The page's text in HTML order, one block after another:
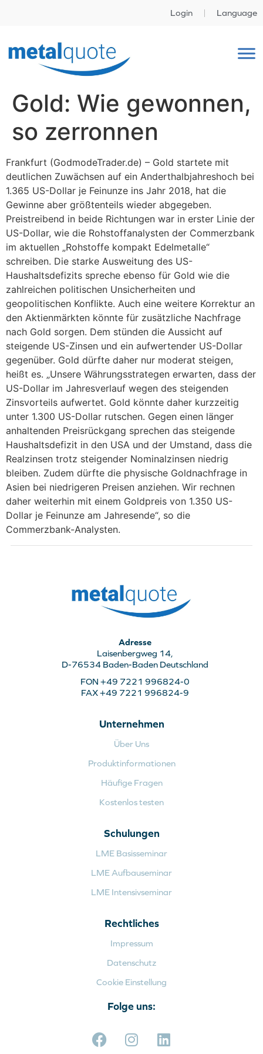
Login Language
Gold: Wie gewonnen,
so zerronnen
Frankfurt (GodmodeTrader.de) – Gold startete mit
deutlichen Zuwächsen auf ein Anderthalbjahreshoch bei
1.365 US-Dollar je Feinunze ins Jahr 2018, hat die
Gewinne aber größtenteils wieder abgegeben.
Preistreibend in beide Richtungen war in erster Linie der
US-Dollar, wie die Rohstoffanalysten der Commerzbank
im aktuellen „Rohstoffe kompakt Edelmetalle“
schreiben. Die starke Ausweitung des US-
Haushaltsdefizits spreche ebenso für Gold wie die
zahlreichen politischen Unsicherheiten und
geopolitischen Konflikte. Auch eine weitere Korrektur an
den Aktienmärkten könnte für zusätzliche Nachfrage
nach Gold sorgen. Dem stünden die Aussicht auf
steigende US-Zinsen und ein aufwertender US-Dollar
gegenüber. Gold dürfte daher nur moderat steigen,
heißt es. „Unsere Währungsstrategen erwarten, dass der
US-Dollar im Jahresverlauf wegen des steigenden
Zinsvorteils aufwertet. Gold könnte daher kurzzeitig
unter 1.300 US-Dollar rutschen. Gegen einen länger
anhaltenden Preisrückgang sprechen das steigende
Haushaltsdefizit in den USA und der Umstand, dass die
Realzinsen trotz steigender Nominalzinsen niedrig
bleiben. Zudem dürfte die physische Goldnachfrage in
Asien bei niedrigeren Preisen anziehen. Wir rechnen
daher weiterhin mit einem Goldpreis von 1.350 US-
Dollar je Feinunze am Jahresende“, so die
Commerzbank-Analysten.
Adresse
Laisenbergweg 14,
D-76534 Baden-Baden Deutschland
FON +49 7221 996824-0
FAX +49 7221 996824-9
Unternehmen
Über Uns
Produktinformationen
Häufige Fragen
Kostenlos testen
Schulungen
LME Basisseminar
LME Aufbauseminar
LME Intensivseminar
Rechtliches
Impressum
Datenschutz
Cookie Einstellung
Folge uns: